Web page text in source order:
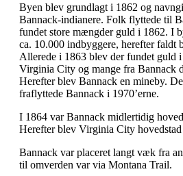
Byen blev grundlagt i 1862 og
Bannack-indianere. Folk flyttede til
fundet store mængder guld i 1862. I
ca. 10.000 indbyggere, herefter faldt
Allerede i 1863 blev der fundet guld
Virginia City og mange fra Bannack
Herefter blev Bannack en mineby.
fraflyttede Bannack i 1970’erne.
I 1864 var Bannack midlertidig
Herefter blev Virginia City
Bannack var placeret langt væk fra
til omverden var via Montana Trail.